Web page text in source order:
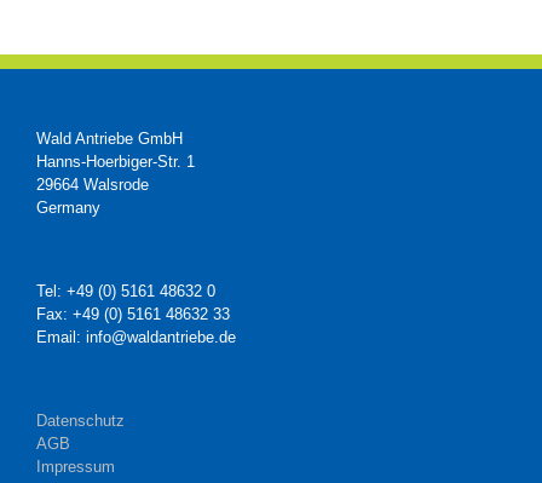
Wald Antriebe GmbH
Hanns-Hoerbiger-Str. 1
29664 Walsrode
Germany
Tel: +49 (0) 5161 48632 0
Fax: +49 (0) 5161 48632 33
Email: info@waldantriebe.de
Datenschutz
AGB
Impressum